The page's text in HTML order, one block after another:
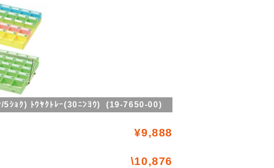
5ｼｮｸ) ﾄｳﾔｸﾄﾚｰ(30ﾆﾝﾖｳ) (19-7650-00)
¥9,888
\10,876